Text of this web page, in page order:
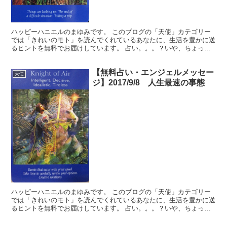
ハッピーハニエルのまゆみです。 このブログの「天使」カテゴリー
では「きれいのモト」を読んでくれているあなたに、生活を豊かに送
るヒントを無料でお届けしています。 占い。。。？いや、ちょっと
天使
【無料占い・エンジェルメッセー
ジ】2017/9/8 人生最速の事態
ハッピーハニエルのまゆみです。 このブログの「天使」カテゴリー
では「きれいのモト」を読んでくれているあなたに、生活を豊かに送
るヒントを無料でお届けしています。 占い。。。？いや、ちょっと